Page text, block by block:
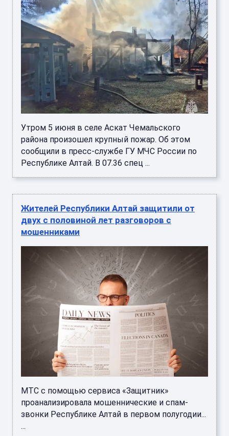
Утром 5 июня в селе Аскат Чемальского
района произошел крупный пожар. Об этом
сообщили в пресс-службе ГУ МЧС России по
Республике Алтай. В 07.36 спец ...
Жителей Республики Алтай защитили от
двух с половиной лет разговоров с
мошенниками
МТС с помощью сервиса «Защитник»
проанализировала мошеннические и спам-
звонки Республике Алтай в первом полугодии...
...